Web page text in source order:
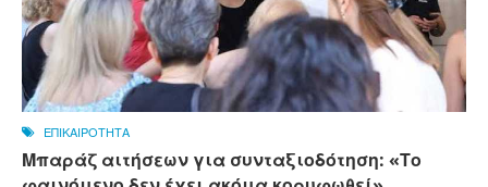
ΕΠΙΚΑΙΡΟΤΗΤΑ
Μπαράζ αιτήσεων για συνταξιοδότηση: «Το